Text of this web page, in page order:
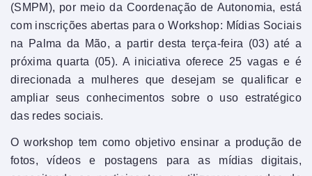
(SMPM), por meio da Coordenação de Autonomia, está
com inscrições abertas para o Workshop: Mídias Sociais
na Palma da Mão, a partir desta terça-feira (03) até a
próxima quarta (05). A iniciativa oferece 25 vagas e é
direcionada a mulheres que desejam se qualificar e
ampliar seus conhecimentos sobre o uso estratégico
das redes sociais.
O workshop tem como objetivo ensinar a produção de
fotos, vídeos e postagens para as mídias digitais,